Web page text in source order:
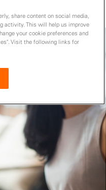
share content on social media,
activity. This will help us improve
your cookie preferences and
Visit the following links for